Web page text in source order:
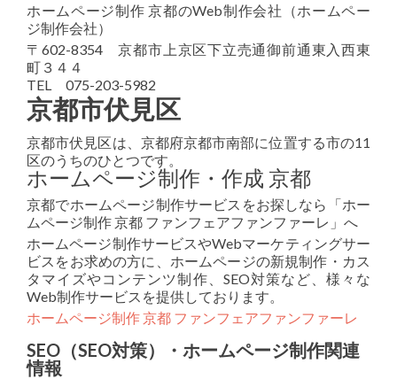
ホームページ制作 京都のWeb制作会社（ホームペー
ジ制作会社）
〒602-8354 京都市上京区下立売通御前通東入西東
町３４４
TEL 075-203-5982
京都市伏見区
京都市伏見区は、京都府京都市南部に位置する市の11
区のうちのひとつです。
ホームページ制作・作成 京都
京都でホームページ制作サービスをお探しなら「ホー
ムページ制作 京都 ファンフェアファンファーレ」へ
ホームページ制作サービスやWebマーケティングサー
ビスをお求めの方に、ホームページの新規制作・カス
タマイズやコンテンツ制作、SEO対策など、様々な
Web制作サービスを提供しております。
ホームページ制作 京都 ファンフェアファンファーレ
SEO（SEO対策）・ホームページ制作関連
情報